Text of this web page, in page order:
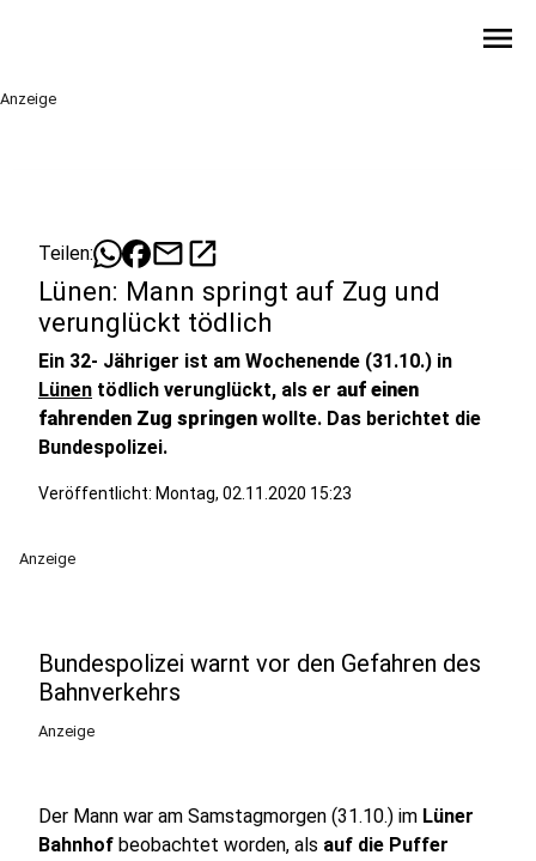
menu
Anzeige
Teilen: mailopen_in_new
Lünen: Mann springt auf Zug und
verunglückt tödlich
Ein 32- Jähriger ist am Wochenende (31.10.) in
Lünen tödlich verunglückt, als er auf einen
fahrenden Zug springen wollte. Das berichtet die
Bundespolizei.
Veröffentlicht: Montag, 02.11.2020 15:23
Anzeige
Bundespolizei warnt vor den Gefahren des
Bahnverkehrs
Anzeige
Der Mann war am Samstagmorgen (31.10.) im Lüner
Bahnhof beobachtet worden, als auf die Puffer